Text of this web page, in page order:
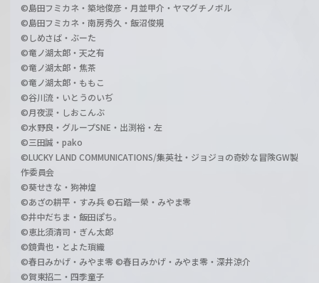
©島田フミカネ・築地俊彦・月並甲介・ヤマグチノボル
©島田フミカネ・南房秀久・飯沼俊規
©しめさば・ぶーた
©竜ノ湖太郎・天之有
©竜ノ湖太郎・焦茶
©竜ノ湖太郎・ももこ
©谷川流・いとうのいぢ
©月夜涙・しおこんぶ
©水野良・グループSNE・出渕裕・左
©三田誠・pako
©LUCKY LAND COMMUNICATIONS/集英社・ジョジョの奇妙な冒険GW製
作委員会
©葵せきな・狗神煌
©あざの耕平・すみ兵 ©石踏一榮・みやま零
©井中だちま・飯田ぽち。
©恵比須清司・ぎん太郎
©鏡貴也・とよた瑣織
©春日みかげ・みやま零 ©春日みかげ・みやま零・深井涼介
©賀東招二・四季童子